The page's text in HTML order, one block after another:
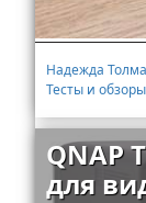
Надежда
Тесты и
QNAP
для